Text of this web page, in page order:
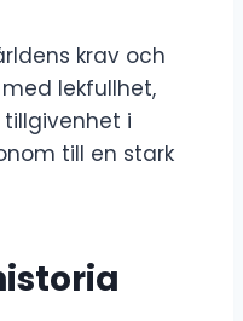
krav och
lekfullhet,
i
till en stark